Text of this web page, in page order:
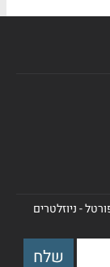
- ניוזלטרים